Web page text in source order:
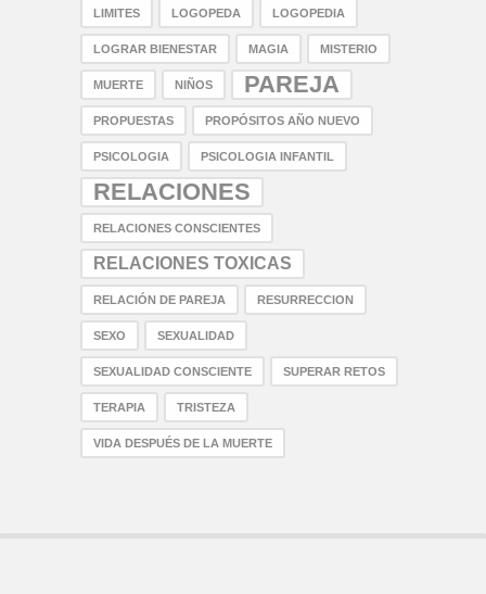
LIMITES LOGOPEDA LOGOPEDIA
LOGRAR BIENESTAR MAGIA MISTERIO
MUERTE NIÑOS PAREJA
PROPUESTAS PROPÓSITOS AÑO NUEVO
PSICOLOGIA PSICOLOGIA INFANTIL
RELACIONES
RELACIONES CONSCIENTES
RELACIONES TOXICAS
RELACIÓN DE PAREJA RESURRECCION
SEXO SEXUALIDAD
SEXUALIDAD CONSCIENTE SUPERAR RETOS
TERAPIA TRISTEZA
VIDA DESPUÉS DE LA MUERTE